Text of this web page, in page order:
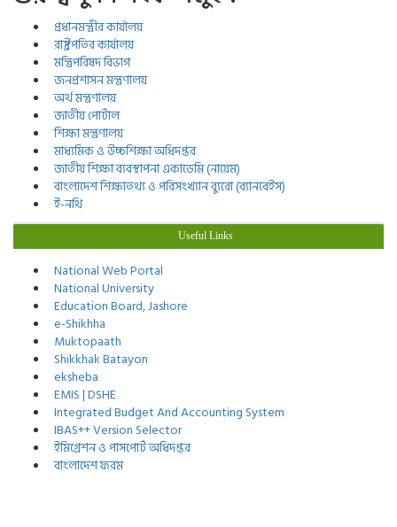
প্রধানমন্ত্রীর কার্যালয়
রাষ্ট্রপতির কার্যালয়
মন্ত্রিপরিষদ বিভাগ
জনপ্রশাসন মন্ত্রণালয়
অর্থ মন্ত্রণালয়
জাতীয় পোর্টাল
শিক্ষা মন্ত্রণালয়
মাধ্যমিক ও উচ্চশিক্ষা অধিদপ্তর
জাতীয় শিক্ষা ব্যবস্থাপনা একাডেমি (নায়েম)
বাংলাদেশ শিক্ষাতথ্য ও পরিসংখ্যান ব্যুরো (ব্যানবেইস)
ই-নথি
Useful Links
National Web Portal
National University
Education Board, Jashore
e-Shikhha
Muktopaath
Shikkhak Batayon
eksheba
EMIS | DSHE
Integrated Budget And Accounting System
IBAS++ Version Selector
ইমিগ্রেশন ও পাসপোর্ট অধিদপ্তর
বাংলাদেশ ফরম